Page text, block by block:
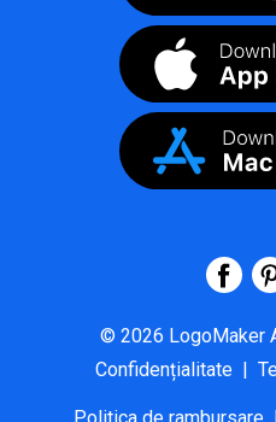
© 2026 LogoMaker
Confidențialitate |